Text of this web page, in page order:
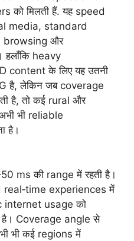
को मिलती हैं. यह speed
media, standard
browsing और
हलाँकि heavy
content के लिए यह उतनी
है, लेकिन जब coverage
है, तो कई rural और
भी reliable
है।
ms की range में रहती है।
experiences में
internet usage को
Coverage angle से
भी कई regions में